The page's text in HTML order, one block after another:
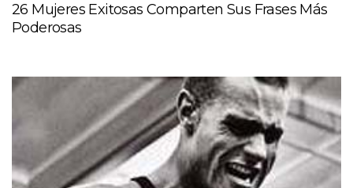
26 Mujeres Exitosas Comparten Sus Frases Más
Poderosas